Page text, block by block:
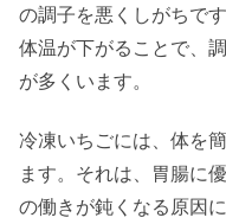
の調子を悪くしがちで
体温が下がることで、
が多くいます。
冷凍いちごには、体を
ます。それは、胃腸に
の働きが鈍くなる原因